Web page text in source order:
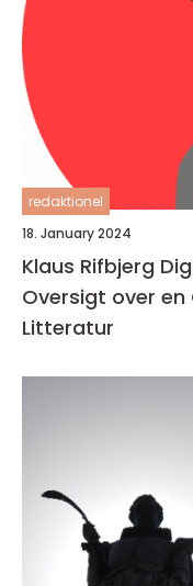
redaktionel
18. January 2024
Klaus Rifbjerg
Oversigt over
Litteratur